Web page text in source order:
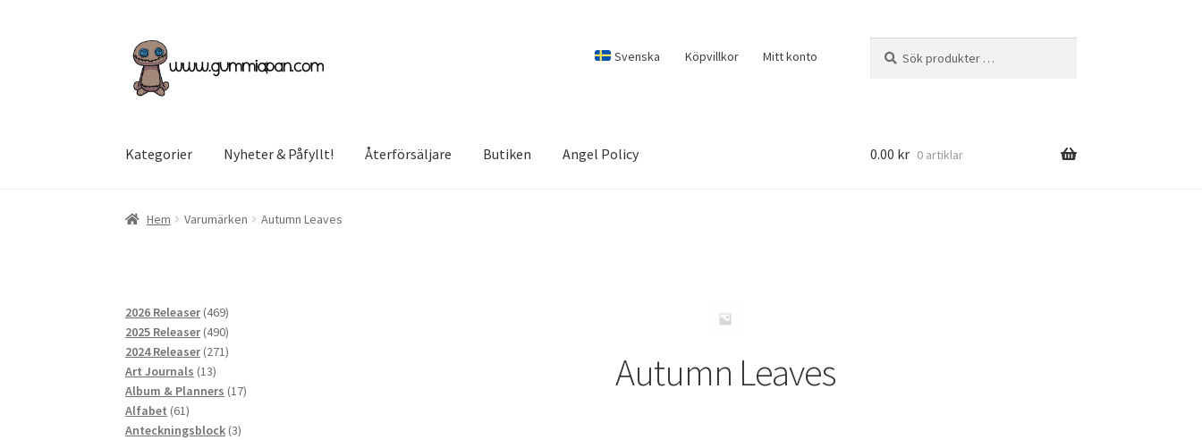
Hoppa
till
navigering
Hoppa
till
innehåll
Svenska Köpvillkor Mitt konto
efter:
Kategorier Nyheter & Påfyllt! Återförsäljare Butiken Angel Policy 0.00 kr 0 artiklar
Hem Varumärken Autumn Leaves
Autumn Leaves
2026 Releaser 469469
produkter
2025 Releaser 490490
produkter
2024 Releaser 271271
Art Journals 1313
produkter
Album & Planners 1717
Alfabet 6161
produkter
Anteckningsblock 33